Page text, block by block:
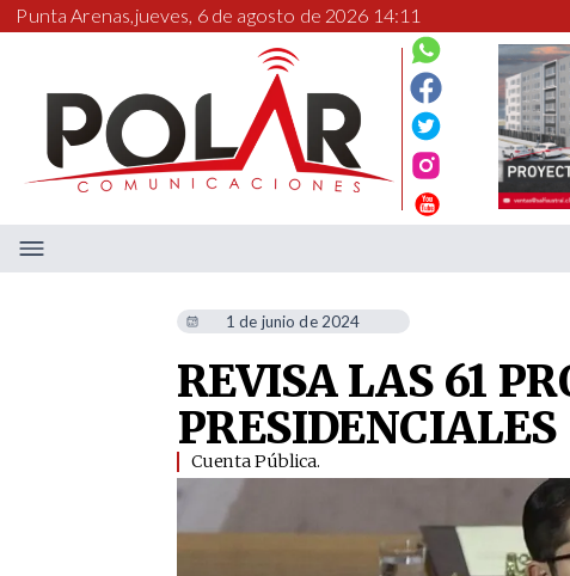
Punta Arenas,jueves, 6 de agosto de 2026 14:11
1 de junio de 2024
REVISA LAS 61
PRESIDENCIALES
Cuenta Pública.